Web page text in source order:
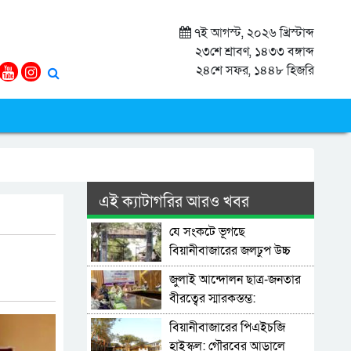
৭ই আগস্ট, ২০২৬ খ্রিস্টাব্দ
২৩শে শ্রাবণ, ১৪৩৩ বঙ্গাব্দ
২৪শে সফর, ১৪৪৮ হিজরি
এই ক্যাটাগরির আরও খবর
যে সংকটে ভূগছে
বিয়ানীবাজারের জলঢুপ উচ্চ
বিদ্যালয়
জুলাই আন্দোলন ছাত্র-জনতার
বীরত্বের স্মারকস্তম্ভ:
বিয়ানীবাজারের ইউএনও
বিয়ানীবাজারের পিএইচজি
হাইস্কুল: গৌরবের আড়ালে